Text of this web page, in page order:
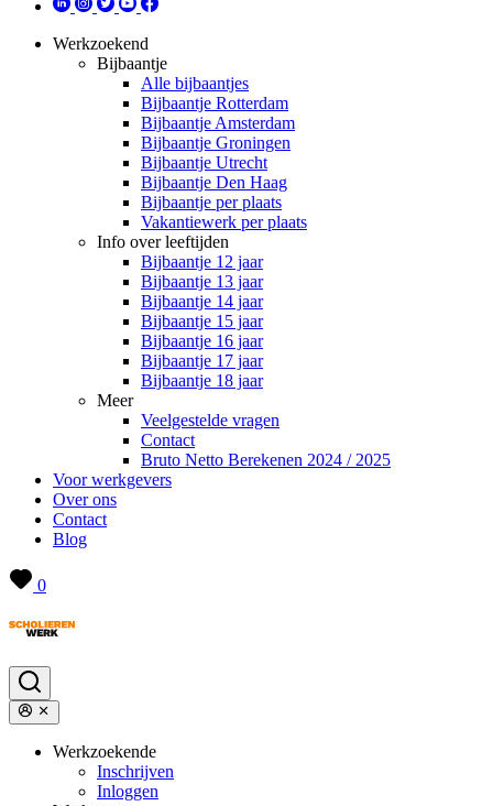
Werkzoekend
Bijbaantje
Alle bijbaantjes
Bijbaantje Rotterdam
Bijbaantje Amsterdam
Bijbaantje Groningen
Bijbaantje Utrecht
Bijbaantje Den Haag
Bijbaantje per plaats
Vakantiewerk per plaats
Info over leeftijden
Bijbaantje 12 jaar
Bijbaantje 13 jaar
Bijbaantje 14 jaar
Bijbaantje 15 jaar
Bijbaantje 16 jaar
Bijbaantje 17 jaar
Bijbaantje 18 jaar
Meer
Veelgestelde vragen
Contact
Bruto Netto Berekenen 2024 / 2025
Voor werkgevers
Over ons
Contact
Blog
0
Werkzoekende
Inschrijven
Inloggen